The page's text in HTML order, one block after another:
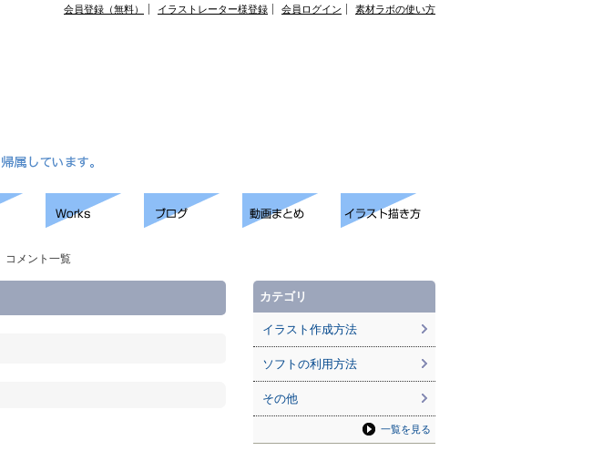
会員登録（無料） イラストレーター様登録 会員ログイン 素材ラボの使い方
コメント一覧
カテゴリ
イラスト作成方法
ソフトの利用方法
その他
一覧を見る